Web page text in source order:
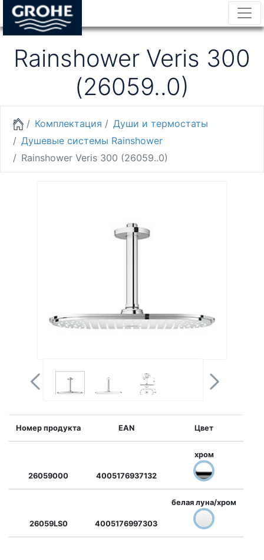
Rainshower Veris 300
(26059..0)
Комплектация
Души и термостаты
Душевые системы Rainshower
Rainshower Veris 300 (26059..0)
Номер продукта EAN Цвет
26059000 4005176937132
хром
26059LS0 4005176997303
белая луна/хром